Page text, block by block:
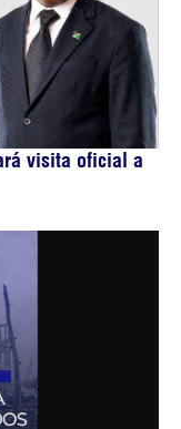
visita oficial a